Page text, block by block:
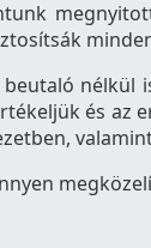
beutaló
és az